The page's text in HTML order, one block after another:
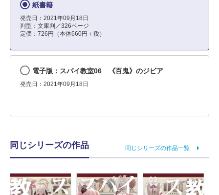
紙書籍
発売日：2021年09月18日
判型：文庫判／326ページ
定価：726円（本体660円＋税）
電子版：スパイ教室06 《百鬼》のジビア
発売日：2021年09月18日
同じシリーズの作品 同じシリーズの作品一覧